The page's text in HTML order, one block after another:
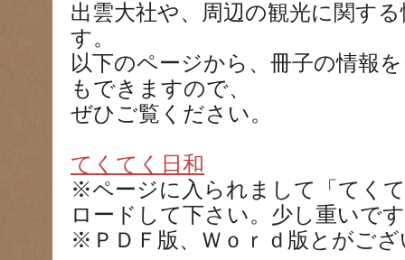
出雲大社や、周辺の観光に関す
す。
以下のページから、冊子の情報
もできますので、
ぜひご覧ください。
てくてく日和
※ページに入られまして「てく
ロードして下さい。少し重いで
※ＰＤＦ版、Ｗｏｒｄ版とがご